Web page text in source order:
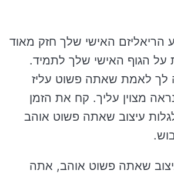
הריאליזם האישי שלך חזק מאוד
על הגוף האישי שלך לתמיד.
לך לאמת שאתה פשוט עליז
מצוין עליך. קח את הזמן
עיצוב שאתה פשוט אוהב
שאתה פשוט אוהב, אתה